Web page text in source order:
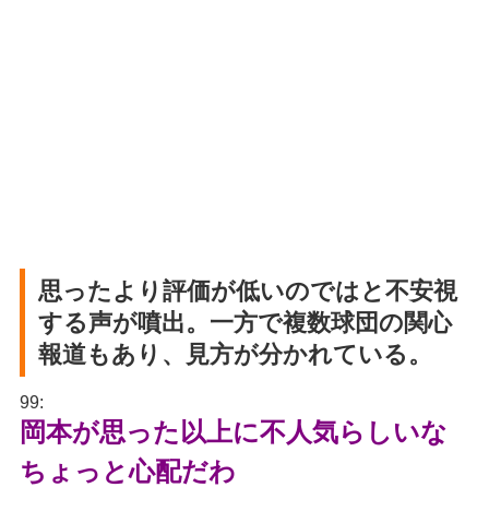
思ったより評価が低いのではと不安視
する声が噴出。一方で複数球団の関心
報道もあり、見方が分かれている。
99:
岡本が思った以上に不人気らしいな
ちょっと心配だわ